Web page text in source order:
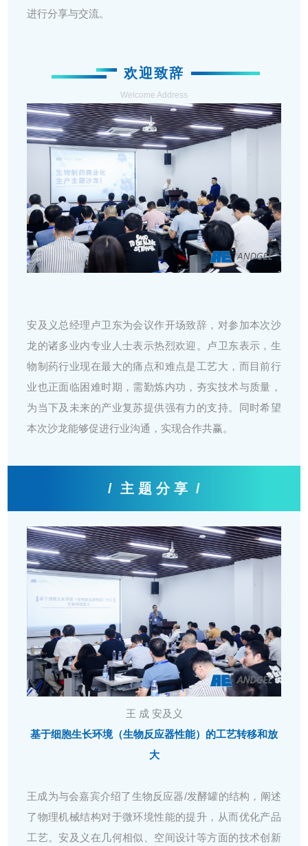
进行分享与交流。
01
欢迎致辞
Welcome Address
安及义总经理卢卫东为会议作开场致辞，对参加本次沙
龙的诸多业内专业人士表示热烈欢迎。卢卫东表示，生
物制药行业现在最大的痛点和难点是工艺大，而目前行
业也正面临困难时期，需勤炼内功，夯实技术与质量，
为当下及未来的产业复苏提供强有力的支持。同时希望
本次沙龙能够促进行业沟通，实现合作共赢。
/ 主 题 分 享 /
王 成 安及义
基于细胞生长环境（生物反应器性能）的工艺转移和放
大
王成为与会嘉宾介绍了生物反应器/发酵罐的结构，阐述
了物理机械结构对于微环境性能的提升，从而优化产品
工艺。安及义在几何相似、空间设计等方面的技术创新